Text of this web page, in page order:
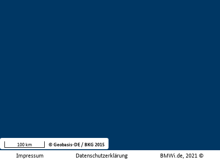
Impressum Datenschutzerklärung BMWi.de, 2021 ©
100 km © Geobasis-DE / BKG 2015